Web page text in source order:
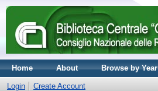
Home About Browse by Year
Login Create Account